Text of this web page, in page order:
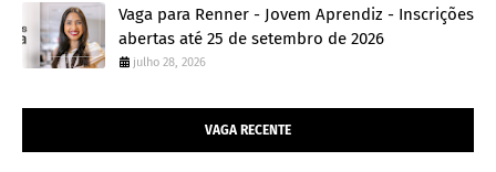
Vaga para Renner - Jovem Aprendiz - Inscrições
abertas até 25 de setembro de 2026
julho 28, 2026
VAGA RECENTE